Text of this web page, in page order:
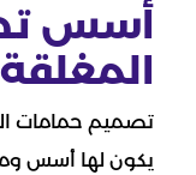
أسس
تصميم حمامات
يكون لها أسس